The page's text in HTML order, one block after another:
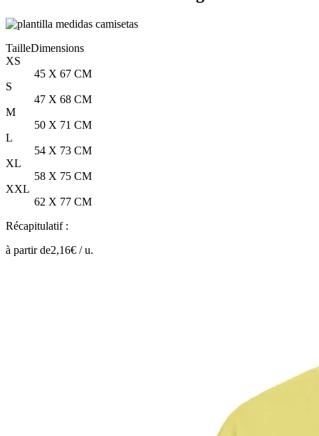
TailleDimensions
XS
45 X 67 CM
S
47 X 68 CM
M
50 X 71 CM
L
54 X 73 CM
XL
58 X 75 CM
XXL
62 X 77 CM
Récapitulatif :
à partir de2,16€ /u.